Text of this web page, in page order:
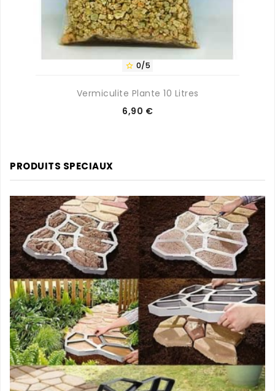
 0/5
Vermiculite Plante 10 Litres
Prix
6,90 €
PRODUITS SPECIAUX